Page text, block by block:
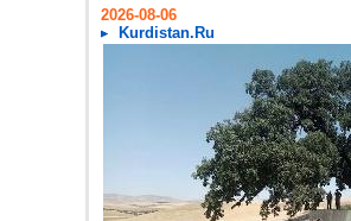
2026-08-06
Kurdistan.Ru